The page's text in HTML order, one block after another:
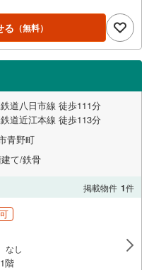
る （無料）
道八日市線 徒歩111分
道近江本線 徒歩113分
青野町
て/鉄骨
掲載物件 1件
なし
1階